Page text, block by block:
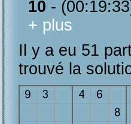
10 -
+ plus
Il y a eu 51
trouvé la